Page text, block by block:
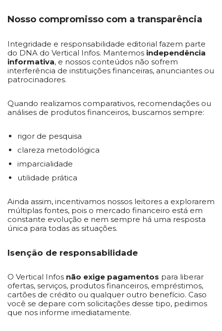
Nosso compromisso com a transparência
Integridade e responsabilidade editorial fazem parte
do DNA do Vertical Infos. Mantemos independência
informativa, e nossos conteúdos não sofrem
interferência de instituições financeiras, anunciantes ou
patrocinadores.
Quando realizamos comparativos, recomendações ou
análises de produtos financeiros, buscamos sempre:
rigor de pesquisa
clareza metodológica
imparcialidade
utilidade prática
Ainda assim, incentivamos nossos leitores a explorarem
múltiplas fontes, pois o mercado financeiro está em
constante evolução e nem sempre há uma resposta
única para todas as situações.
Isenção de responsabilidade
O Vertical Infos não exige pagamentos para liberar
ofertas, serviços, produtos financeiros, empréstimos,
cartões de crédito ou qualquer outro benefício. Caso
você se depare com solicitações desse tipo, pedimos
que nos informe imediatamente.